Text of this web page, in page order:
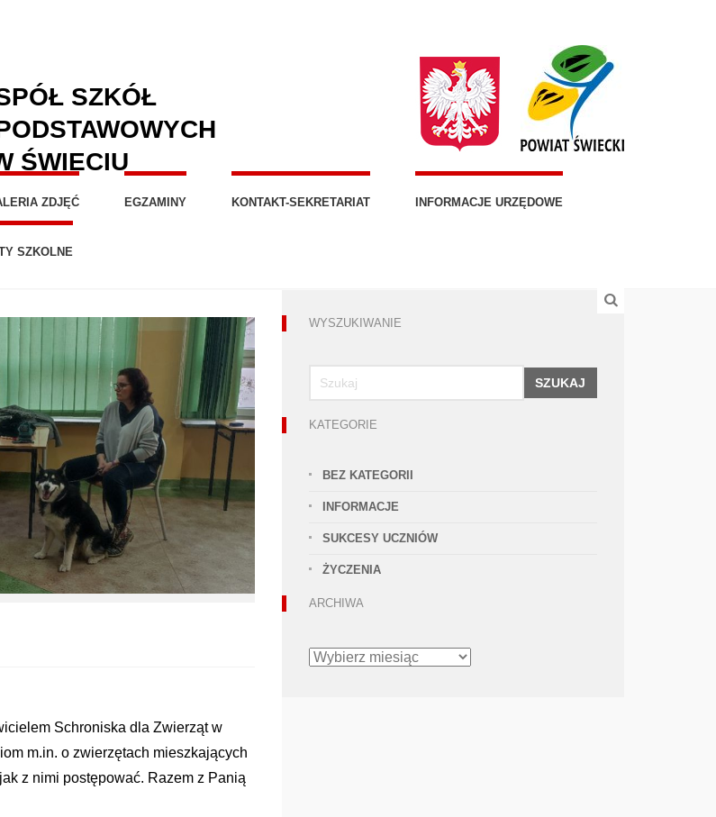
SZKÓŁ
ŚWIECIU
ZDJĘĆ EGZAMINY KONTAKT-SEKRETARIAT INFORMACJE URZĘDOWE
SZKOLNE
Schroniska dla Zwierząt w
m.in. o zwierzętach mieszkających
z nimi postępować. Razem z Panią
WYSZUKIWANIE
SZUKAJ
KATEGORIE
BEZ KATEGORII
INFORMACJE
SUKCESY UCZNIÓW
ŻYCZENIA
ARCHIWA
ARCHIWA